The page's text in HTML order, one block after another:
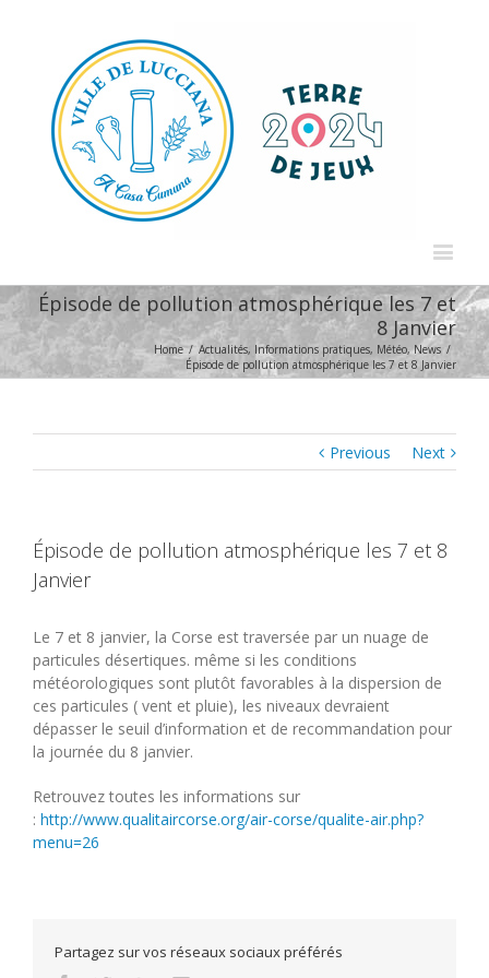
Épisode de pollution atmosphérique les 7 et
8 Janvier
Home / Actualités, Informations pratiques, Météo,News /
Épisode de pollution atmosphérique les 7 et 8 Janvier
Previous Next
Épisode de pollution atmosphérique les 7 et 8
Janvier
Le 7 et 8 janvier, la Corse est traversée par un nuage de
particules désertiques. même si les conditions
météorologiques sont plutôt favorables à la dispersion de
ces particules ( vent et pluie), les niveaux devraient
dépasser le seuil d’information et de recommandation pour
la journée du 8 janvier.
Retrouvez toutes les informations sur
: http://www.qualitaircorse.org/air-corse/qualite-air.php?
menu=26
Partagez sur vos réseaux sociaux préférés